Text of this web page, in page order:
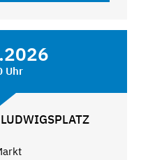
Uhr